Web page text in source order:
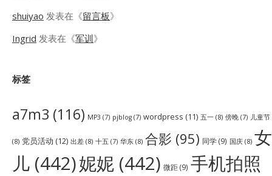
shuiyao 发表在《留言板》
Ingrid 发表在《军训》
标签
a7m3 (116) MP3 (7) pjblog (7) wordpress (11) 五一 (8) 傍晚 (7) 儿童节
(8) 党员活动 (12) 出差 (8) 十五 (7) 华东 (8) 合影 (95) 同学(9) 国庆 (8) 女
儿 (442)妮妮 (442) 微距(9) 手机拍照